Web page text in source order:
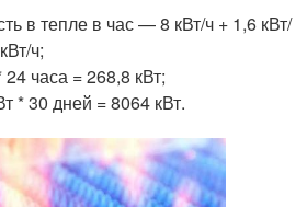
в тепле в час — 8 кВт/ч + 1,6 кВт/
ч;
часа = 268,8 кВт;
* 30 дней = 8064 кВт.